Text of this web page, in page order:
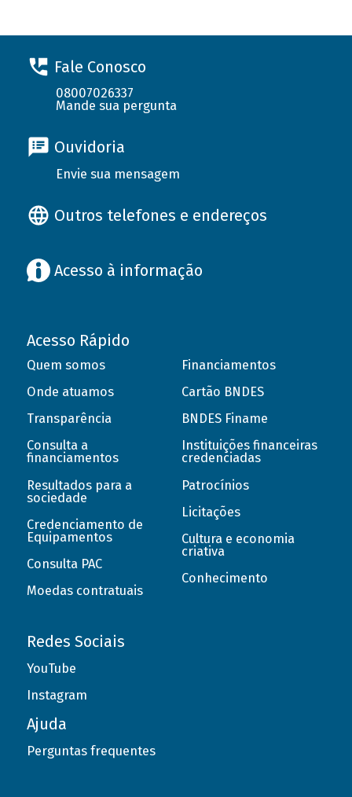
Fale Conosco
08007026337
Mande sua pergunta
Ouvidoria
Envie sua mensagem
Outros telefones e endereços
Acesso à informação
Acesso Rápido
Quem somos
Onde atuamos
Transparência
Consulta a
financiamentos
Resultados para a
sociedade
Credenciamento de
Equipamentos
Consulta PAC
Moedas contratuais
Financiamentos
Cartão BNDES
BNDES Finame
Instituições financeiras
credenciadas
Patrocínios
Licitações
Cultura e economia
criativa
Conhecimento
Redes Sociais
YouTube
Instagram
Ajuda
Perguntas frequentes